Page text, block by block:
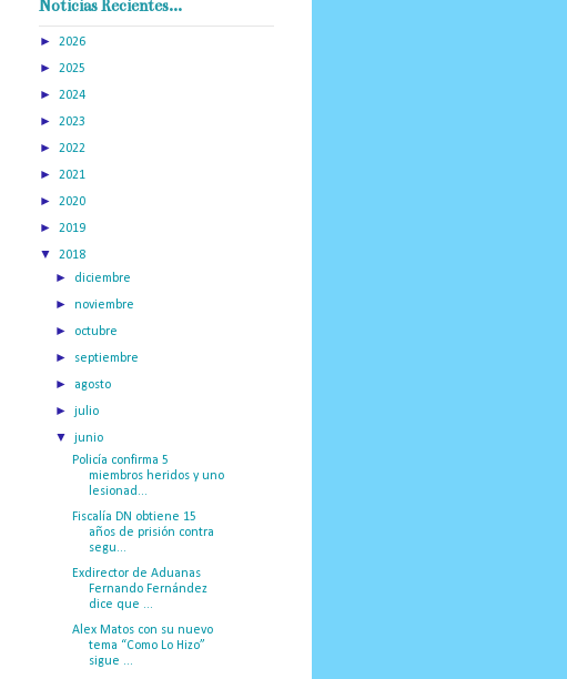
Noticias Recientes...
► 2026
► 2025
► 2024
► 2023
► 2022
► 2021
► 2020
► 2019
▼ 2018
► diciembre
►noviembre
► octubre
► septiembre
► agosto
►julio
▼junio
Policía confirma 5
miembros heridos y uno
lesionad...
Fiscalía DN obtiene 15
años de prisión contra
segu...
Exdirector de Aduanas
Fernando Fernández
dice que ...
Alex Matos con su nuevo
tema “Como Lo Hizo”
sigue ...